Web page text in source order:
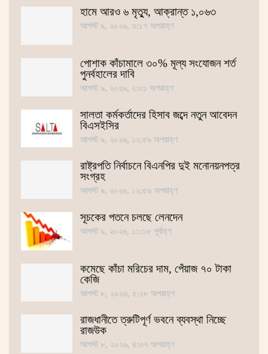
হামে আরও ৬ মৃত্যু, আক্রান্ত ১,০৬৩
আগস্ট ৯, ২০২৬, ৩:১৭ অপরাহ্ণ
পোশাক কাঁচামালে ৩০% মূল্য সংযোজন শর্ত
পুনর্বহালের দাবি
আগস্ট ৯, ২০২৬, ২:৩১ অপরাহ্ণ
সালতা কর্মকর্তাদের হিসাব জব্দে নতুন আবেদন
বিএসইসির
আগস্ট ৯, ২০২৬, ১২:৫৯ অপরাহ্ণ
রাষ্ট্রপতি নির্বাচনে বিএনপির দুই মনোনয়নপত্র
সংগ্রহ
আগস্ট ৯, ২০২৬, ১২:৫৬ অপরাহ্ণ
সূচকের পতনে চলছে লেনদেন
আগস্ট ৯, ২০২৬, ১১:১৮ পূর্বাহ্ণ
কমেছে কাঁচা মরিচের দাম, পেঁয়াজ ৭০ টাকা
কেজি
আগস্ট ৮, ২০২৬, ৫:২৮ অপরাহ্ণ
রাজধানীতে ত্রুটিপূর্ণ ভবনে ব্যবস্থা নিচ্ছে
রাজউক
আগস্ট ৮, ২০২৬, ৪:৩৭ অপরাহ্ণ